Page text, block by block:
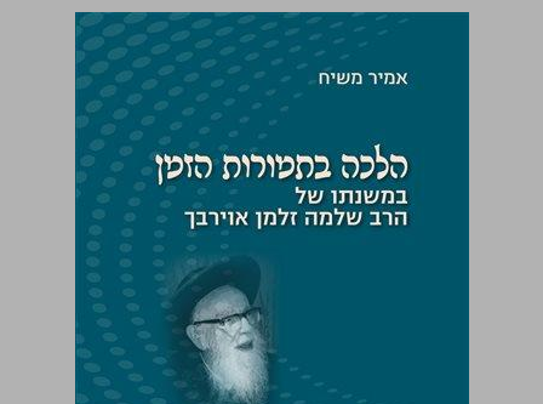
הלכה בתמורות הזמן במשנתו של הרב שלמה זלמן אוירבך ... 0